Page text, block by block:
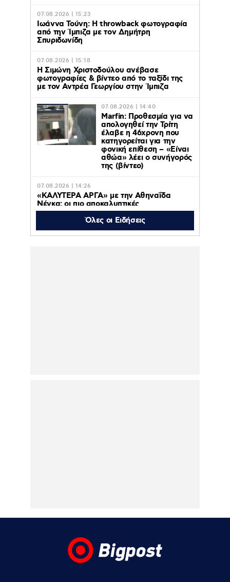
07.08.2026 | 15:23
Ιωάννα Τούνη: Η throwback φωτογραφία
από την Ίμπιζα με τον Δημήτρη
Σπυριδωνίδη
07.08.2026 | 15:18
Η Σιμώνη Χριστοδούλου ανέβασε
φωτογραφίες & βίντεο από το ταξίδι της
με τον Αντρέα Γεωργίου στην Ίμπιζα
07.08.2026 | 14:40
Marfin: Προθεσμία για να
απολογηθεί την Τρίτη
έλαβε η 46χρονη που
κατηγορείται για την
φονική επίθεση – «Είναι
αθώα» λέει ο συνήγορός
της (βίντεο)
07.08.2026 | 14:26
«ΚΑΛΥΤΕΡΑ ΑΡΓΑ» με την Αθηναΐδα
Νέγκα: οι πιο αποκαλυπτικές
μεταμεσονύχτιες συνεντεύξεις
επιστρέφουν στο ACTION 24
«Στον Εξώστη» με τους Αντώνη Αντζολέτο
και Γιάννη Καντέλη – Έρχεται στον ΣΚΑΪ
Όλες οι Ειδήσεις